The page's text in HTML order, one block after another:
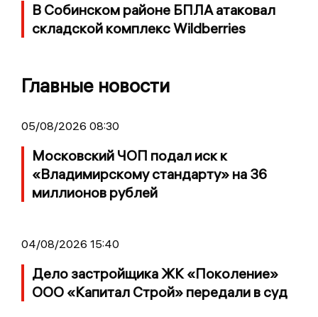
В Собинском районе БПЛА атаковал
складской комплекс Wildberries
Главные новости
05/08/2026 08:30
Московский ЧОП подал иск к
«Владимирскому стандарту» на 36
миллионов рублей
04/08/2026 15:40
Дело застройщика ЖК «Поколение»
ООО «Капитал Строй» передали в суд